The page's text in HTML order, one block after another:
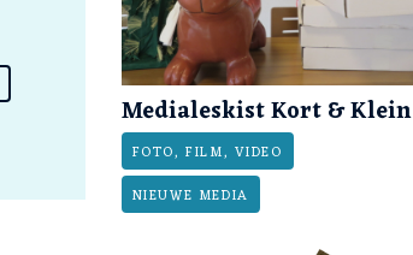
Medialeskist Kort & Klein
FOTO, FILM, VIDEO
NIEUWE MEDIA